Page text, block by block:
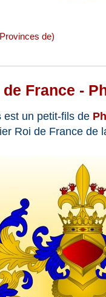
de)
France -
est un petit-fils de
Roi de France de